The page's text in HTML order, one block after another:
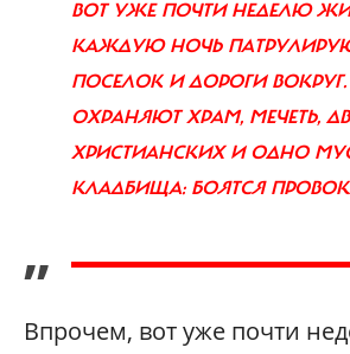
ВОТ УЖЕ ПОЧТИ НЕДЕЛЮ
КАЖДУЮ НОЧЬ
ПОСЕЛОК И ДОРОГИ
ОХРАНЯЮТ ХРАМ, МЕЧЕТЬ,
ХРИСТИАНСКИХ И ОДНО
КЛАДБИЩА: БОЯТСЯ
”
Впрочем, вот уже почти